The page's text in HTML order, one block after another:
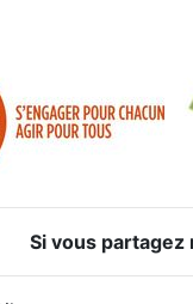
Si vous partagez